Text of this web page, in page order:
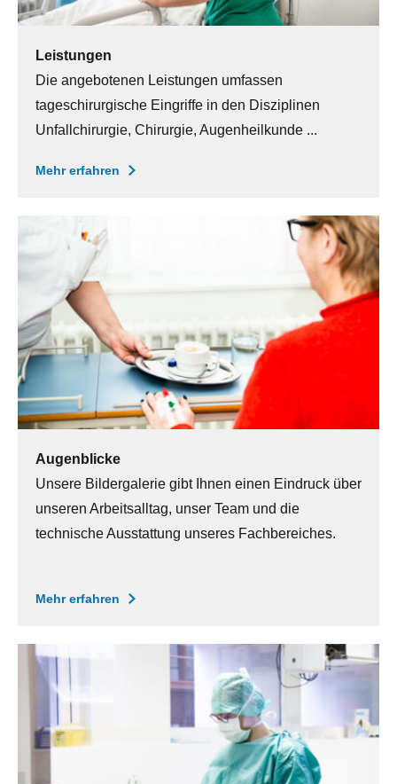
Leistungen
Die angebotenen Leistungen umfassen
tageschirurgische Eingriffe in den Disziplinen
Unfallchirurgie, Chirurgie, Augenheilkunde ...
Mehr erfahren
Augenblicke
Unsere Bildergalerie gibt Ihnen einen Eindruck über
unseren Arbeitsalltag, unser Team und die
technische Ausstattung unseres Fachbereiches.
Mehr erfahren